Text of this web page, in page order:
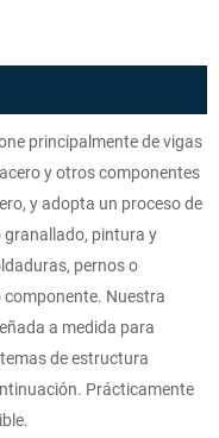
principalmente de vigas
y otros componentes
y adopta un proceso de
pintura y
pernos o
Nuestra
a medida para
de estructura
Prácticamente